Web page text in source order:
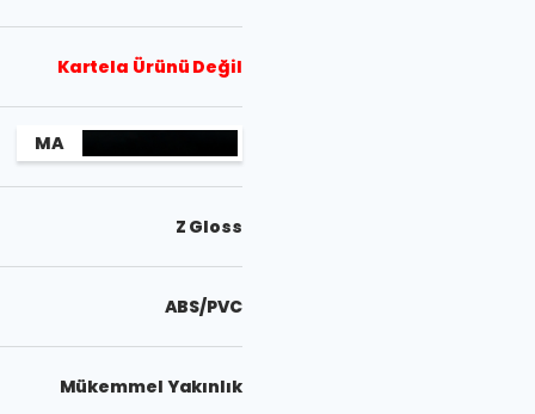
Kartela Ürünü Değil
MA
Z Gloss
ABS/PVC
Mükemmel Yakınlık